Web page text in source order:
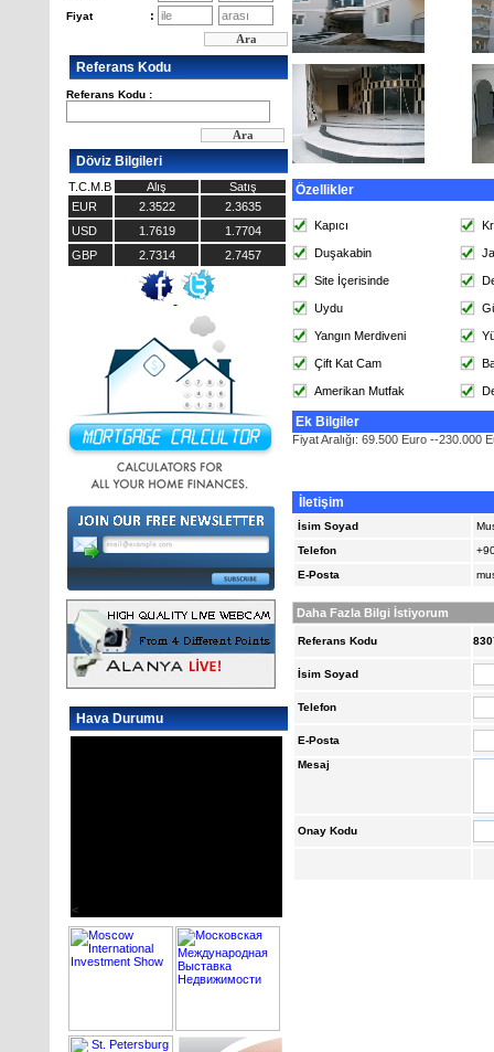
Fiyat :
Referans Kodu
Referans Kodu :
Döviz Bilgileri
T.C.M.B Alış
Satış
EUR
2.3522
2.3635
USD
1.7619
1.7704
GBP
2.7314 2.7457
Hava Durumu
<
Özellikler
Kapıcı
Duşakabin
Site İçerisinde
Uydu
Yangın Merdiveni
Çift Kat Cam
Amerikan Mutfak
Ek Bilgiler
Fiyat Aralığı: 69.500 Euro --230.000
İletişim
İsim Soyad
Telefon
E-Posta
Daha Fazla Bilgi İstiyorum
Referans Kodu
İsim Soyad
Telefon
E-Posta
Mesaj
Onay Kodu